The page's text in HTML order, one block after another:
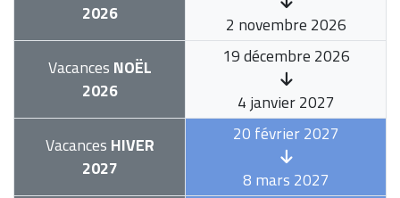
2026
2 novembre 2026
Vacances NOËL
2026
19 décembre 2026
4 janvier 2027
Vacances HIVER
2027
20 février 2027
8 mars 2027